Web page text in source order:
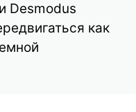
Desmodus
как